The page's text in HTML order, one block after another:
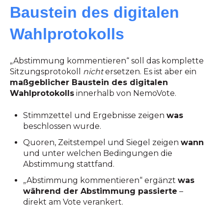
Baustein des digitalen
Wahlprotokolls
„Abstimmung kommentieren“ soll das komplette
Sitzungsprotokoll nichtersetzen. Es ist aber ein
maßgeblicher Baustein des digitalen
Wahlprotokolls innerhalb von NemoVote.
Stimmzettel und Ergebnisse zeigenwas
beschlossen wurde.
Quoren, Zeitstempel und Siegel zeigenwann
und unter welchen Bedingungen die
Abstimmung stattfand.
„Abstimmung kommentieren“ ergänztwas
während der Abstimmung passierte –
direkt am Vote verankert.